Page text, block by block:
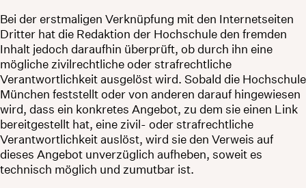
Bei der erstmaligen Verknüpfung mit den Internetseiten
Dritter hat die Redaktion der Hochschule den fremden
Inhalt jedoch daraufhin überprüft, ob durch ihn eine
mögliche zivilrechtliche oder strafrechtliche
Verantwortlichkeit ausgelöst wird. Sobald die Hochschule
München feststellt oder von anderen darauf hingewiesen
wird, dass ein konkretes Angebot, zu dem sie einen Link
bereitgestellt hat, eine zivil- oder strafrechtliche
Verantwortlichkeit auslöst, wird sie den Verweis auf
dieses Angebot unverzüglich aufheben, soweit es
technisch möglich und zumutbar ist.